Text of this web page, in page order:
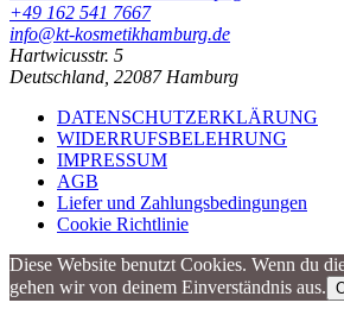
+49 162 541 7667
info@kt-kosmetikhamburg.de
Hartwicusstr. 5
Deutschland, 22087 Hamburg
DATENSCHUTZERKLÄRUNG
WIDERRUFSBELEHRUNG
IMPRESSUM
AGB
Liefer und Zahlungsbedingungen
Cookie Richtlinie
Diese Website benutzt Cookies. Wenn du
gehen wir von deinem Einverständnis aus.